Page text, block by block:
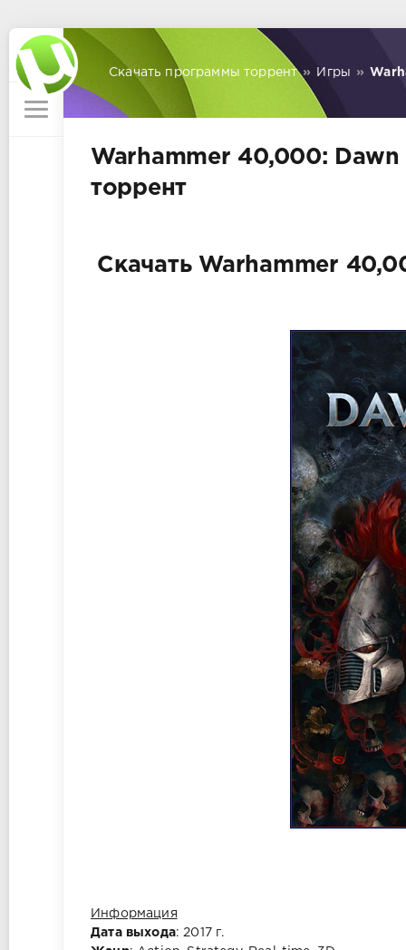
Скачать программы торрент » Игры »
Warhammer 40,000: Dawn
торрент
Скачать Warhammer
Информация
Дата выхода: 2017 г.